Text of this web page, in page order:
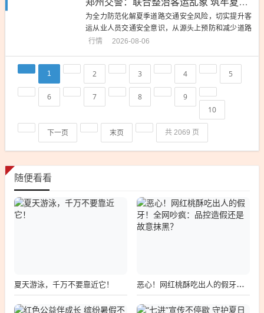
径，正是淅川以交通先行撬动乡村全面振兴、推动交
旅产融合发展的生动...
郑州交警：联合整治客运乱象 筑牢夏季道路安全防线
为全力防范化解夏季道路交通安全风险，切实提升客
运从业人员交通安全意识，从源头上预防和减少道路
交通事故，保障群众出行安全有序，8月5日，郑州公
区客运车辆突出隐患，开展交通违法专项整治行动，
从严排查整治各类道路交通安全隐患，全力筑牢群众
安全出行防线。本次行动...
行情 2026-08-06
1 2 3 4 5
6 7 8
9
10
下一页 末页 共 2069 页
随便看看
夏天游泳，千万不要靠近它！ 恶心！网红桃酥吃出人的假牙！全网吵疯：品控造假还是故意抹黑？